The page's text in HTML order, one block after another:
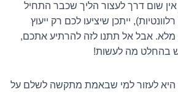
שום דרך לעצור הליך שכבר התחיל
ייתכן שיציעו לכם רק ייעוץ
מלא. אבל אל תתנו לזה להרתיע אתכם,
בהחלט מה לעשות!
לעזור למי שבאמת מתקשה לשלם על